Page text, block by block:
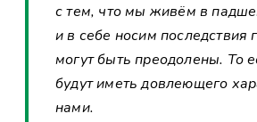
с тем, что мы живём в
и в себе носим последствия
могут быть преодолены. То
будут иметь довлеющего
нами.